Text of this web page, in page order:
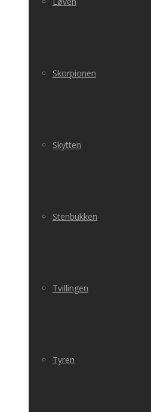
Skorpionen
Skytten
Stenbukken
Tvillingen
Tyren